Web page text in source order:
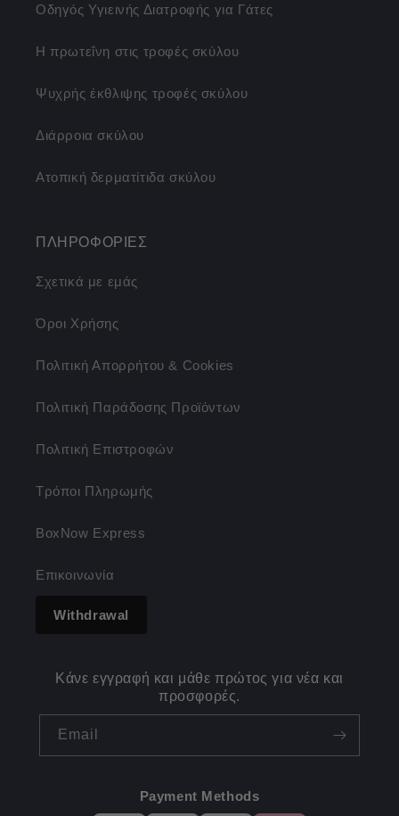
Οδηγός Υγιεινής Διατροφής για Γάτες
Η πρωτεΐνη στις τροφές σκύλου
Ψυχρής έκθλιψης τροφές σκύλου
Διάρροια σκύλου
Ατοπική δερματίτιδα σκύλου
ΠΛΗΡΟΦΟΡΙΕΣ
Σχετικά με εμάς
Όροι Χρήσης
Πολιτική Απορρήτου & Cookies
Πολιτική Παράδοσης Προϊόντων
Πολιτική Επιστροφών
Τρόποι Πληρωμής
BoxNow Express
Επικοινωνία
Withdrawal
Κάνε εγγραφή και μάθε πρώτος για νέα και
προσφορές.
Email
Payment Methods